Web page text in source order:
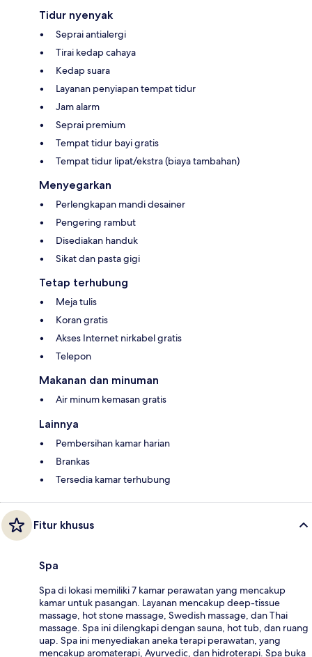
Tidur nyenyak
Seprai antialergi
Tirai kedap cahaya
Kedap suara
Layanan penyiapan tempat tidur
Jam alarm
Seprai premium
Tempat tidur bayi gratis
Tempat tidur lipat/ekstra (biaya tambahan)
Menyegarkan
Perlengkapan mandi desainer
Pengering rambut
Disediakan handuk
Sikat dan pasta gigi
Tetap terhubung
Meja tulis
Koran gratis
Akses Internet nirkabel gratis
Telepon
Makanan dan minuman
Air minum kemasan gratis
Lainnya
Pembersihan kamar harian
Brankas
Tersedia kamar terhubung
Fitur khusus
Spa
Spa di lokasi memiliki 7 kamar perawatan yang mencakup
kamar untuk pasangan. Layanan mencakup deep-tissue
massage, hot stone massage, Swedish massage, dan Thai
massage. Spa ini dilengkapi dengan sauna, hot tub, dan ruang
uap. Spa ini menyediakan aneka terapi perawatan, yang
mencakup aromaterapi, Ayurvedic, dan hidroterapi. Spa buka